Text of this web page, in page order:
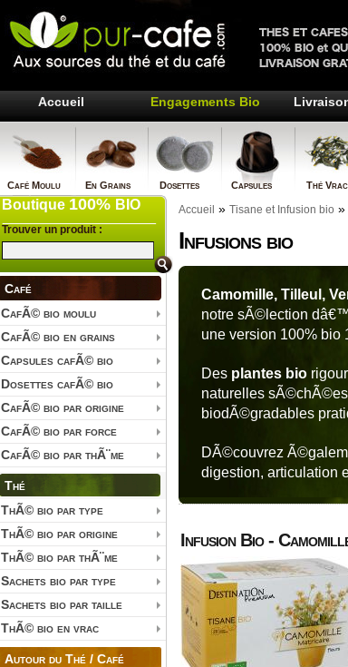
Accueil Engagements Bio
Café Moulu En Grains Dosettes Capsules Thé Vrac
Boutique 100% BIO
Trouver un produit :
Café
CafÃ© bio moulu
CafÃ© bio en grains
Capsules cafÃ© bio
Dosettes cafÃ© bio
CafÃ© bio par origine
CafÃ© bio par force
CafÃ© bio par thÃ¨me
Thé
ThÃ© bio par type
ThÃ© bio par origine
ThÃ© bio par thÃ¨me
Sachets bio par type
Sachets bio par taille
ThÃ© bio en vrac
Autour du Thé / Café
Accueil » Tisane et Infusion bio »
Infusions bio
Camomille, Tilleul,
notre sÃ©lection
une version 100% bio
Des plantes bio
naturelles
biodÃ©gradables
DÃ©couvrez
digestion, articulation
Infusion Bio -